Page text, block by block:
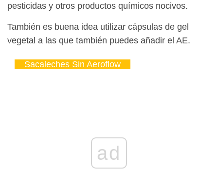
pesticidas y otros productos químicos nocivos.
También es buena idea utilizar cápsulas de gel
vegetal a las que también puedes añadir el AE.
Sacaleches Sin Aeroflow
ad